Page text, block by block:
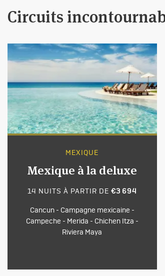
Circuits
MEXIQUE
Mexique à la deluxe
14 NUITS À PARTIR DE €3 694
Cancun - Campagne mexicaine -
Campeche - Merida - Chichen Itza -
Riviera Maya